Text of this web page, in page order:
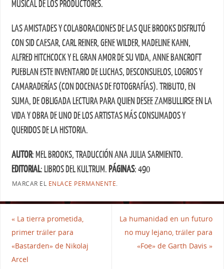
MUSICAL DE LOS PRODUCTORES.
LAS AMISTADES Y COLABORACIONES DE LAS QUE BROOKS DISFRUTÓ
CON SID CAESAR, CARL REINER, GENE WILDER, MADELINE KAHN,
ALFRED HITCHCOCK Y EL GRAN AMOR DE SU VIDA, ANNE BANCROFT
PUEBLAN ESTE INVENTARIO DE LUCHAS, DESCONSUELOS, LOGROS Y
CAMARADERÍAS (CON DOCENAS DE FOTOGRAFÍAS). TRIBUTO, EN
SUMA, DE OBLIGADA LECTURA PARA QUIEN DESEE ZAMBULLIRSE EN LA
VIDA Y OBRA DE UNO DE LOS ARTISTAS MÁS CONSUMADOS Y
QUERIDOS DE LA HISTORIA.
AUTOR: MEL BROOKS, TRADUCCIÓN ANA JULIA SARMIENTO.
EDITORIAL: LIBROS DEL KULTRUM. PÁGINAS: 490
MARCAR EL ENLACE PERMANENTE.
«La tierra prometida,
primer tráiler para
«Bastarden» de Nikolaj
Arcel
La humanidad en un futuro
no muy lejano, tráiler para
«Foe» de Garth Davis»